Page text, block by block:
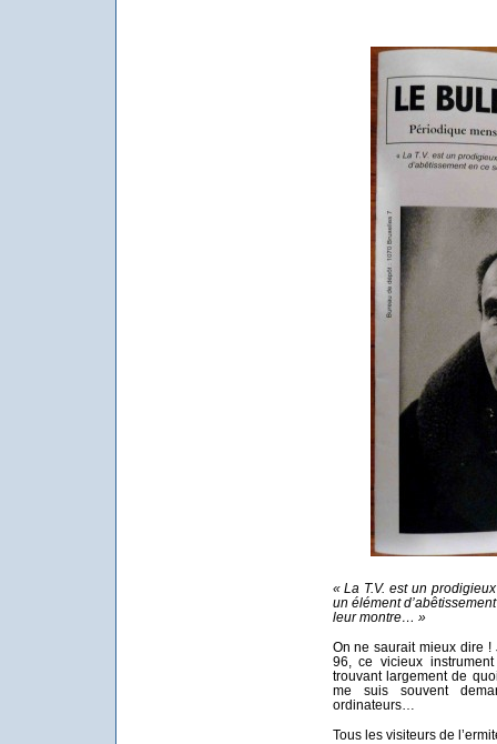
« La T.V. est un
un élément
leur montre… »
On ne saurait mieux dire !
96, ce vicieux
trouvant largement de
me suis souvent
ordinateurs…
Tous les visiteurs de